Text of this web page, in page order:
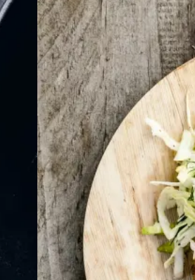
FrikadellerFrikadell
er medmed
smørspidskål,smørsp
idskål,
kartoflerkartofler
ogog
sennepsdressingsenn
epsdressing
Gem opskrift
Aftensmad